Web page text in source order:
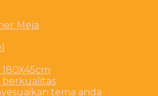
Meja
berkualitas
tema anda